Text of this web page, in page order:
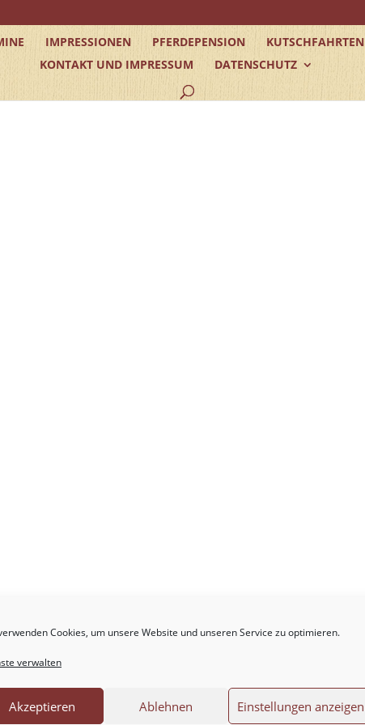
Cookies, um unsere Website und unseren Service zu optimieren.
verwalten
Akzeptieren Ablehnen Einstellungen anzeigen
IMPRESSIONEN PFERDEPENSION KUTSCHFAHRTEN
KONTAKT UND IMPRESSUM
DATENSCHUTZ
Felder sind mit*markiert